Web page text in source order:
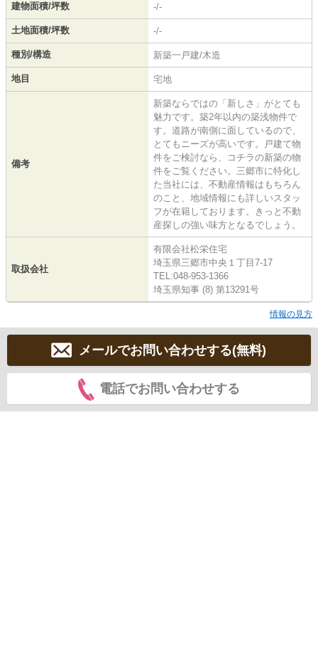
建物面積/坪数 -/-
土地面積/坪数 -/-
種別/構造 新築一戸建/木造
地目 宅地
備考
新築ならではの「新しさ」がとても
魅力です。築2年以内の築浅物件で
す。道路が南側に面しているので、
とてもニーズが高いです。戸建て物
件をご検討なら、コチラの新築の物
件をご覧ください。三郷市に特化し
た当社には、不動産情報はもちろん
のこと、地域情報にも詳しいスタッ
フが在籍しております。きっと不動
産探しの強い味方となるでしょう。
取扱会社
有限会社松栄住宅
埼玉県三郷市中央１丁目7-17
TEL:048-953-1366
埼玉県知事 (8) 第13291号
情報の見方
メールでお問い合わせする(無料)
電話でお問い合わせする